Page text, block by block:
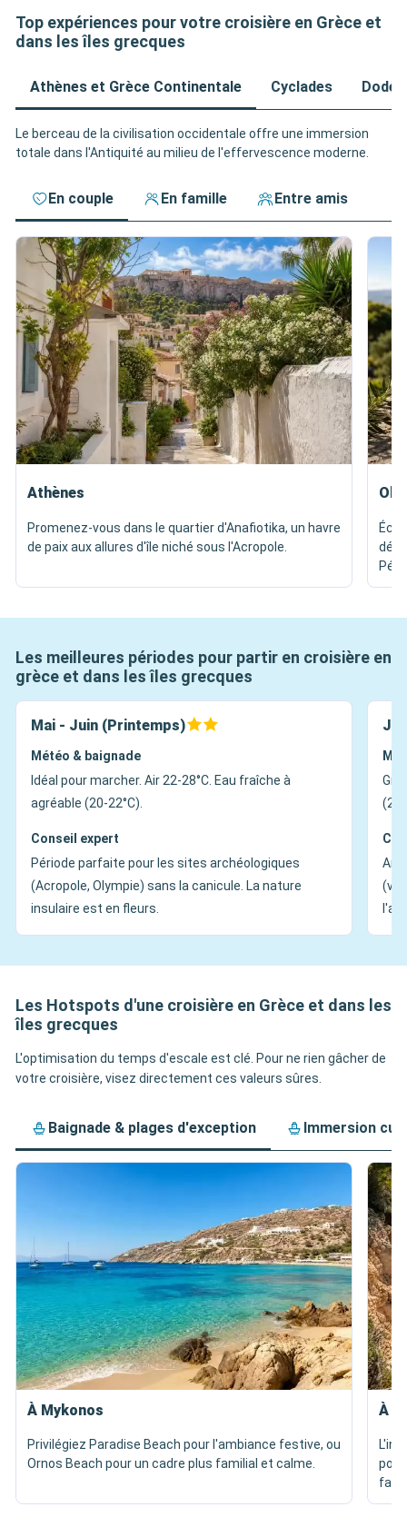
Top expériences pour votre croisière en Grèce et
dans les îles grecques
Athènes et Grèce Continentale Cyclades
Le berceau de la civilisation occidentale offre une immersion
totale dans l'Antiquité au milieu de l'effervescence moderne.
En couple En famille Entre amis
Athènes
Promenez-vous dans le quartier d'Anafiotika, un havre
de paix aux allures d'île niché sous l'Acropole.
Les meilleures périodes pour partir en croisière en
grèce et dans les îles grecques
Mai - Juin (Printemps)
Météo & baignade
Idéal pour marcher. Air 22-28°C. Eau fraîche à
agréable (20-22°C).
Conseil expert
Période parfaite pour les sites archéologiques
(Acropole, Olympie) sans la canicule. La nature
insulaire est en fleurs.
Les Hotspots d'une croisière en Grèce et dans les
îles grecques
L'optimisation du temps d'escale est clé. Pour ne rien gâcher de
votre croisière, visez directement ces valeurs sûres.
Baignade & plages d'exception Immersion
À Mykonos
Privilégiez Paradise Beach pour l'ambiance festive, ou
Ornos Beach pour un cadre plus familial et calme.
À